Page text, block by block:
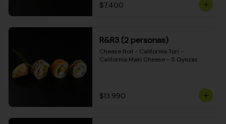
$7.400
R&R3 (2 personas)
Cheese Roll - California Tori -
California Maki Cheese - 5 Gyozas
$13.990